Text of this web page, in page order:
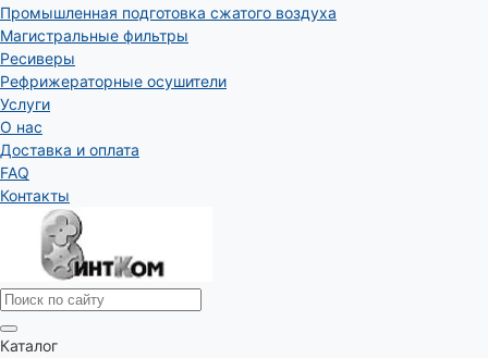
Промышленная подготовка сжатого воздуха
Магистральные фильтры
Ресиверы
Рефрижераторные осушители
Услуги
О нас
Доставка и оплата
FAQ
Контакты
Каталог